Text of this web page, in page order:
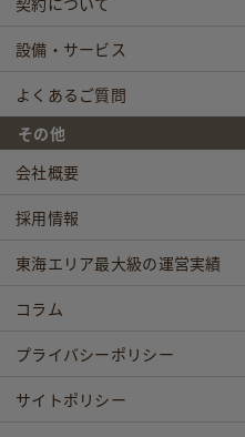
設備・サービス
よくあるご質問
その他
会社概要
採用情報
東海エリア最大級の運営実績
コラム
プライバシーポリシー
サイトポリシー